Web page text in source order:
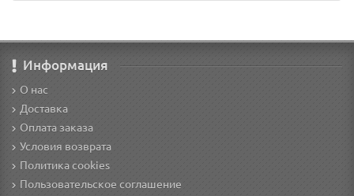
Информация
О нас
Доставка
Оплата заказа
Условия возврата
Политика cookies
Пользовательское соглашение